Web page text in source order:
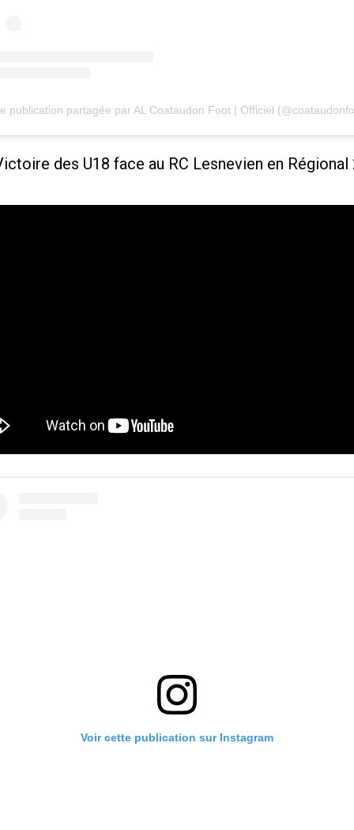
publication partagée par AL Coataudon Foot | Officiel
des U18 face au RC Lesnevien en Régional
Voir cette publication sur Instagram